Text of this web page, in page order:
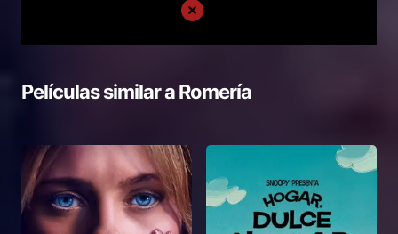
Películas similar aRomería